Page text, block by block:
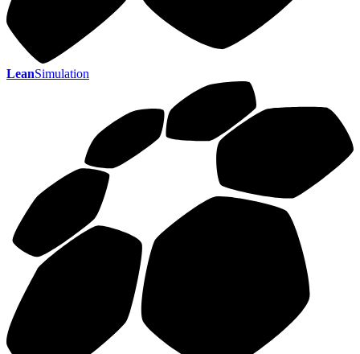
LeanSimulation